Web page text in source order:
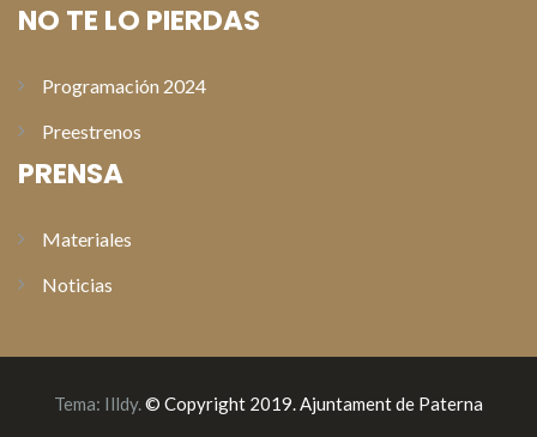
NO TE LO PIERDAS
Programación 2024
Preestrenos
PRENSA
Materiales
Noticias
Tema: Illdy.© Copyright 2019. Ajuntament de Paterna